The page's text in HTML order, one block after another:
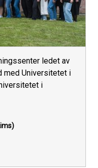
ledet av
med Universitetet i
i